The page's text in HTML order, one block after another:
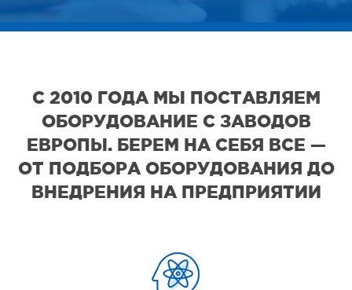
С 2010 ГОДА МЫ ПОСТАВЛЯЕМ
ОБОРУДОВАНИЕ С ЗАВОДОВ
ЕВРОПЫ. БЕРЕМ НА СЕБЯ ВСЕ —
ОТ ПОДБОРА ОБОРУДОВАНИЯ ДО
ВНЕДРЕНИЯ НА ПРЕДПРИЯТИИ